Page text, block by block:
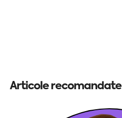
Articole recomandate